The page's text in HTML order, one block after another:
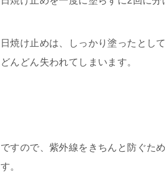
日焼け止めは、しっかり塗ったとし
どんどん失われてしまいます。
ですので、紫外線をきちんと防ぐた
す。